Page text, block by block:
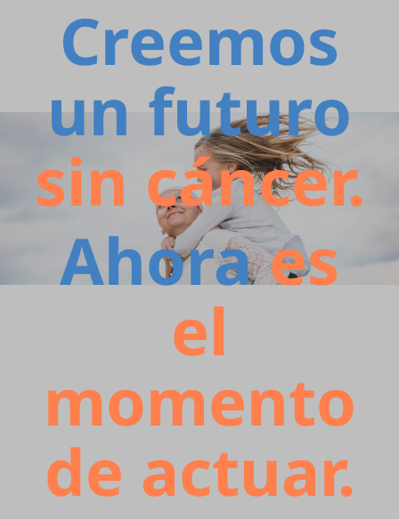
Creemos
un futuro
sin cáncer.
Ahoraes
el
momento
de actuar.